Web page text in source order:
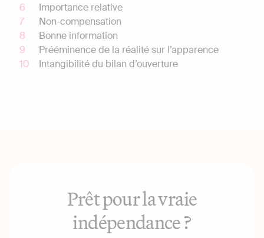
Importance relative
Non-compensation
Bonne information
Prééminence de la réalité sur l’apparence
Intangibilité du bilan d’ouverture
Prêt pour la vraie
indépendance ?